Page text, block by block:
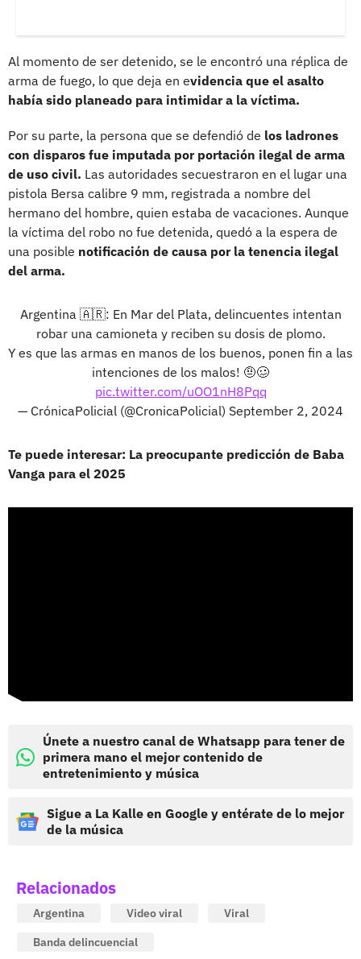
Al momento de ser detenido, se le encontró una réplica de
arma de fuego, lo que deja en evidencia que el asalto
había sido planeado para intimidar a la víctima.
Por su parte, la persona que se defendió de los ladrones
con disparos fue imputada por portación ilegal de arma
de uso civil. Las autoridades secuestraron en el lugar una
pistola Bersa calibre 9 mm, registrada a nombre del
hermano del hombre, quien estaba de vacaciones. Aunque
la víctima del robo no fue detenida, quedó a la espera de
una posible notificación de causa por la tenencia ilegal
del arma.
Argentina 🇦🇷: En Mar del Plata, delincuentes intentan
robar una camioneta y reciben su dosis de plomo.
Y es que las armas en manos de los buenos, ponen fin a las
intenciones de los malos! 🤨🥴
pic.twitter.com/uOO1nH8Pqq
— CrónicaPolicial (@CronicaPolicial) September 2, 2024
Te puede interesar: La preocupante predicción de Baba
Vanga para el 2025
Únete a nuestro canal de Whatsapp para tener de
primera mano el mejor contenido de
entretenimiento y música
Sigue a La Kalle en Google y entérate de lo mejor
de la música
Relacionados
Argentina Video viral
Viral
Banda delincuencial